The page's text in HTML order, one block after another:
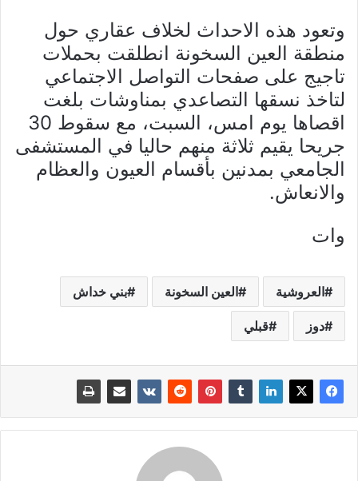
وتعود هذه الاحداث لخلاف عقاري حول
منطقة العين السخونة انطلقت بحملات
تاجيج على صفحات التواصل الاجتماعي
لتاخذ نسقها التصاعدي بمناوشات بلغت
اقصاها يوم امس، السبت، مع سقوط 30
جريحا يقيم ثلاثة منهم حاليا في المستشفى
الجامعي بمدنين بأقسام العيون والعظام
والانعاش.
وات
العروشية العين السخونة بني خداش
دوز قبلي